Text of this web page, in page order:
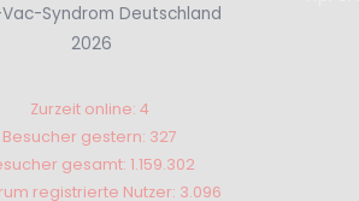
Syndrom Deutschland
2026
Zurzeit online: 4
Besucher gestern: 327
gesamt: 1.159.302
registrierte Nutzer: 3.096